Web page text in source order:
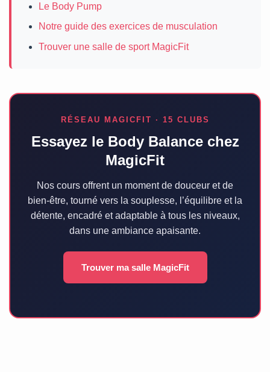
Le Body Pump
Notre guide des exercices de musculation
Trouver une salle de sport MagicFit
RÉSEAU MAGICFIT · 15 CLUBS
Essayez le Body Balance chez
MagicFit
Nos cours offrent un moment de douceur et de
bien-être, tourné vers la souplesse, l’équilibre et la
détente, encadré et adaptable à tous les niveaux,
dans une ambiance apaisante.
Trouver ma salle MagicFit